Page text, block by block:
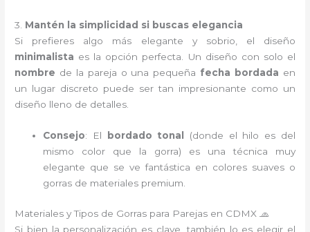
3. Mantén la simplicidad si buscas elegancia
Si prefieres algo más elegante y sobrio, el diseño
minimalista es la opción perfecta. Un diseño con solo el
nombre de la pareja o una pequeña fecha bordada en
un lugar discreto puede ser tan impresionante como un
diseño lleno de detalles.
Consejo: El bordado tonal (donde el hilo es del
mismo color que la gorra) es una técnica muy
elegante que se ve fantástica en colores suaves o
gorras de materiales premium.
Materiales y Tipos de Gorras para Parejas en CDMX 🧢
Si bien la personalización es clave, también lo es elegir el